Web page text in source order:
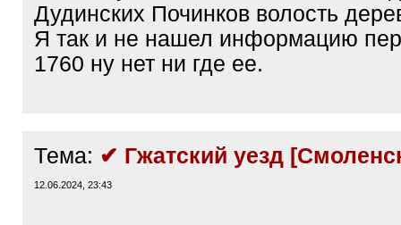
Дудинских Починков волость
Я так и не нашел информацию
1760 ну нет ни где ее.
Тема: ✔ Гжатский уезд
12.06.2024, 23:43